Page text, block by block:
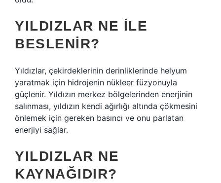
YILDIZLAR NE ILE
BESLENIR?
Yıldızlar, çekirdeklerinin derinliklerinde helyum
yaratmak için hidrojenin nükleer füzyonuyla
güçlenir. Yıldızın merkez bölgelerinden enerjinin
salınması, yıldızın kendi ağırlığı altında çökmesini
önlemek için gereken basıncı ve onu parlatan
enerjiyi sağlar.
YILDIZLAR NE
KAYNAĞIDIR?